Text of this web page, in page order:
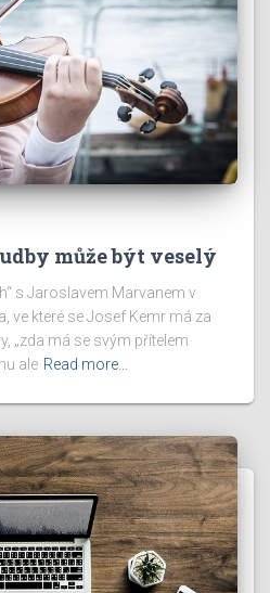
může být veselý
s Jaroslavem Marvanem v
ve které se Josef Kemr má za
„zda má se svým přítelem
ale Read more…